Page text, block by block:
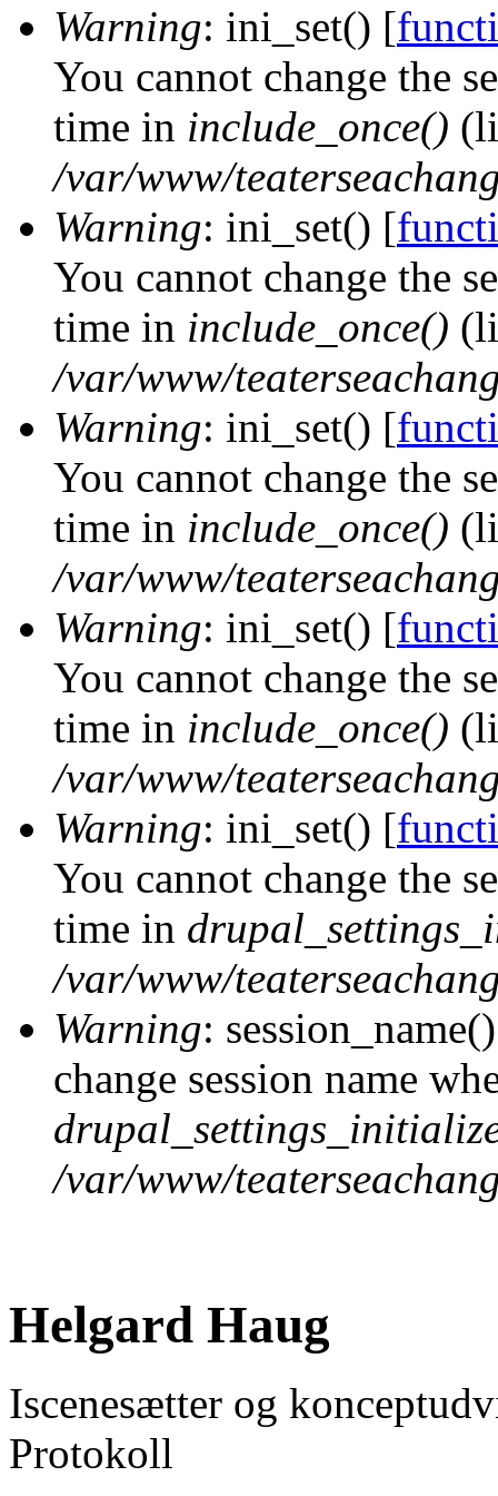
Warning: ini_set() [
You cannot change the
time in include_once()
/var/www/
Warning: ini_set() [
You cannot change the
time in include_once()
/var/www/
Warning: ini_set() [
You cannot change the
time in include_once()
/var/www/
Warning: ini_set() [
You cannot change the
time in include_once()
/var/www/
Warning: ini_set() [
You cannot change the
time in
/var/www/
Warning:
change session name
/var/www/
Helgard Haug
Iscenesætter og
Protokoll